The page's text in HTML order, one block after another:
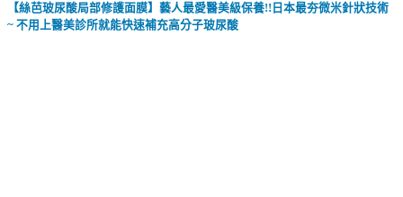
【絲芭玻尿酸局部修護面膜】藝人最愛醫美級保養!!日本最夯微米針狀技術
~ 不用上醫美診所就能快速補充高分子玻尿酸